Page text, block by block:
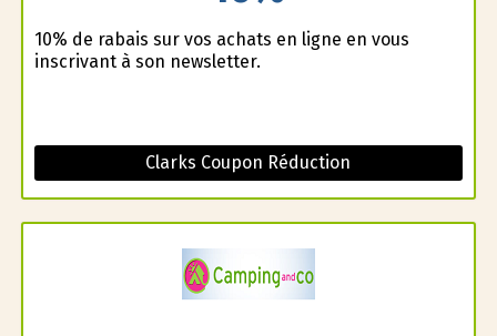
10% de rabais sur vos achats en ligne en vous
inscrivant à son newsletter.
Clarks Coupon Réduction